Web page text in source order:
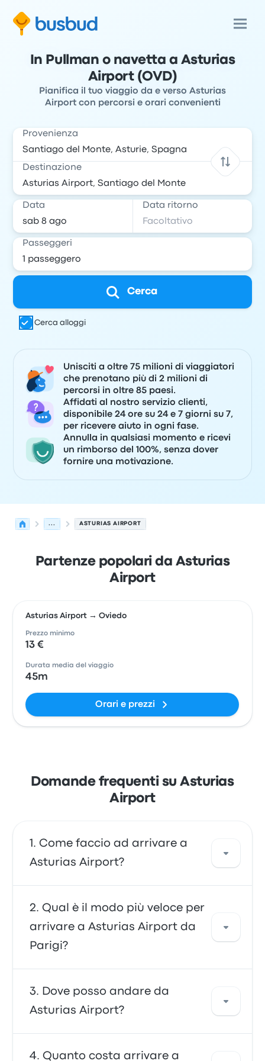
In Pullman o navetta a Asturias
Airport (OVD)
Pianifica il tuo viaggio da e verso Asturias
Airport con percorsi e orari convenienti
Provenienza
Destinazione
Data Data ritorno
Passeggeri
Cerca
Cerca alloggi
Unisciti a oltre 75 milioni di viaggiatori
che prenotano più di 2 milioni di
percorsi in oltre 85 paesi.
Affidati al nostro servizio clienti,
disponibile 24 ore su 24 e 7 giorni su 7,
per ricevere aiuto in ogni fase.
Annulla in qualsiasi momento e ricevi
un rimborso del 100%, senza dover
fornire una motivazione.
... ASTURIAS AIRPORT
Partenze popolari da Asturias
Airport
Asturias Airport → Oviedo
Prezzo minimo
13 €
Durata media del viaggio
45m
Orari e prezzi
Domande frequenti su Asturias
Airport
Come faccio ad arrivare a
Asturias Airport?
Puoi viaggiare in pullman, che consente di
arrivare direttamente all'aeroporto. In
alternativa, puoi prendere un taxi o utilizzare
un servizio di ride-sharing.
Qual è il modo più veloce per
arrivare a Asturias Airport da
Parigi?
Il modo più veloce per viaggiare da e per
Asturias Airport è in pullman, che consente di
arrivare comodamente fino ai terminal
dell'aeroporto. I autobus sono spesso
Dove posso andare da
Asturias Airport?
Da Asturias Airport è possibile viaggiare
Quanto costa arrivare a